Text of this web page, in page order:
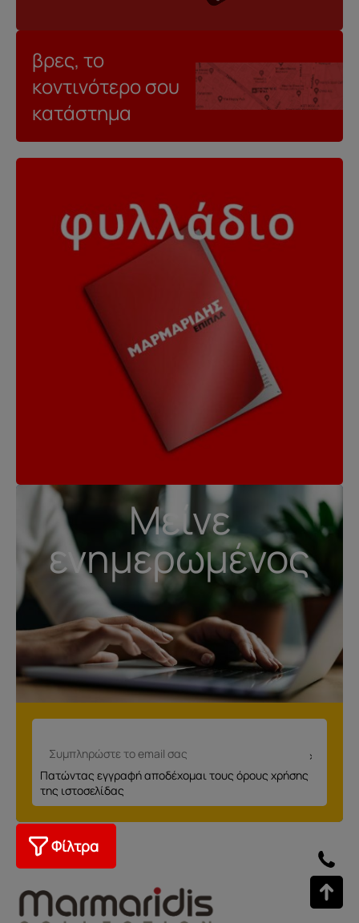
Φίλτρα
βρες, το
κοντινότερο σου
κατάστημα
Μείνε
ενημερωμένος
Πατώντας εγγραφή αποδέχομαι τους όρους χρήσης
της ιστοσελίδας